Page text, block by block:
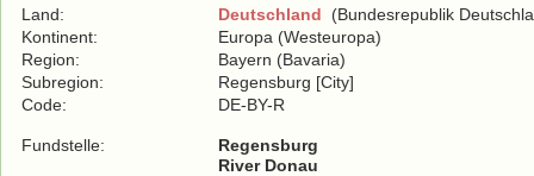
Land: Deutschland (Bundesrepublik
Kontinent:
Europa (Westeuropa)
Region:
Bayern (Bavaria)
Subregion:
Regensburg [City]
Code:
DE-BY-R
Fundstelle:
Regensburg
River Donau